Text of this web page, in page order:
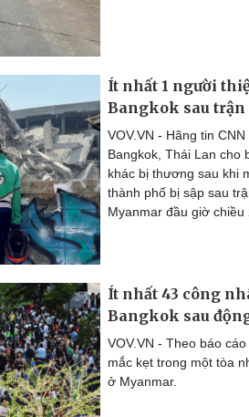
Ít nhất 1 người
Bangkok sau trận
VOV.VN - Hãng tin
Bangkok, Thái Lan cho
khác bị thương sau khi
thành phố bị sập sau
Myanmar đầu giờ chiều
Ít nhất 43 công
Bangkok sau
VOV.VN - Theo báo
mắc kẹt trong một tòa
ở Myanmar.